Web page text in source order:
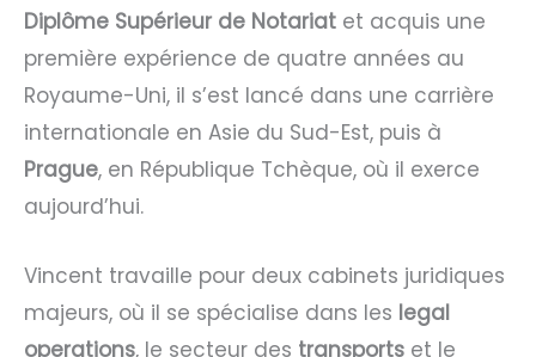
Diplôme Supérieur de Notariat et acquis une
première expérience de quatre années au
Royaume-Uni, il s’est lancé dans une carrière
internationale en Asie du Sud-Est, puis à
Prague, en République Tchèque, où il exerce
aujourd’hui.
Vincent travaille pour deux cabinets juridiques
majeurs, où il se spécialise dans les legal
operations, le secteur des transports et le